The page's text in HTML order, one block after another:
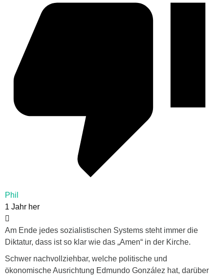
Phil
1 Jahr her
Am Ende jedes sozialistischen Systems steht immer die
Diktatur, dass ist so klar wie das „Amen“ in der Kirche.
Schwer nachvollziehbar, welche politische und
ökonomische Ausrichtung Edmundo González hat, darüber